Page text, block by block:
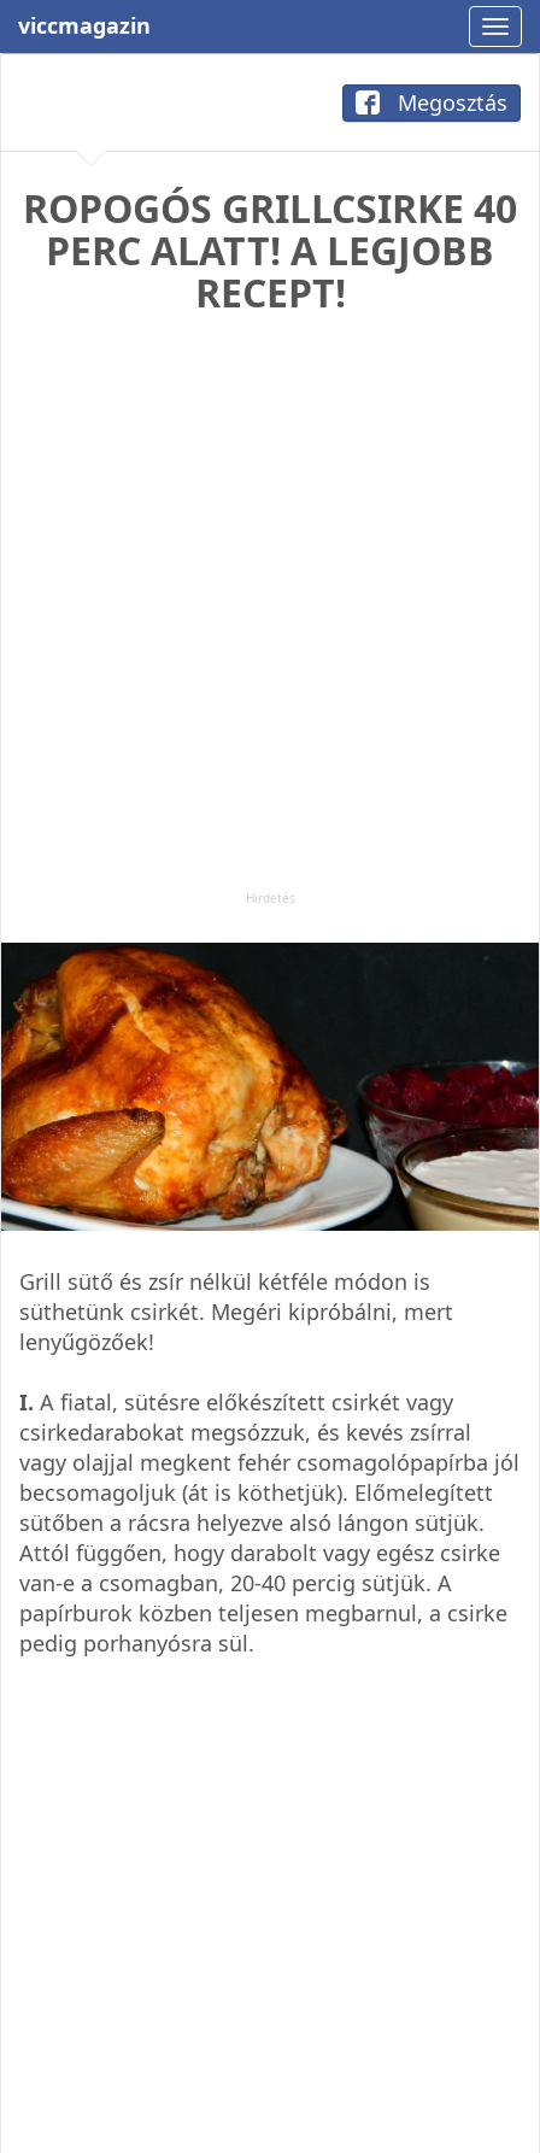
viccmagazin
Megosztás
ROPOGÓS GRILLCSIRKE 40
PERC ALATT! A LEGJOBB
RECEPT!
Grill sütő és zsír nélkül kétféle módon is
süthetünk csirkét. Megéri kipróbálni, mert
lenyűgözőek!
I. A fiatal, sütésre előkészített csirkét vagy
csirkedarabokat megsózzuk, és kevés zsírral
vagy olajjal megkent fehér csomagolópapírba jól
becsomagoljuk (át is köthetjük). Előmelegített
sütőben a rácsra helyezve alsó lángon sütjük.
Attól függően, hogy darabolt vagy egész csirke
van-e a csomagban, 20-40 percig sütjük. A
papírburok közben teljesen megbarnul, a csirke
pedig porhanyósra sül.